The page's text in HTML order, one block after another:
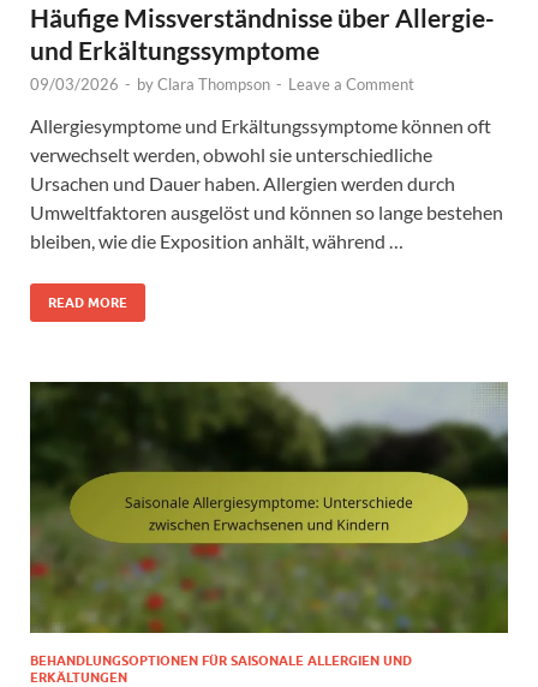
Häufige Missverständnisse über Allergie-
und Erkältungssymptome
09/03/2026 - byClara Thompson - Leave a Comment
Allergiesymptome und Erkältungssymptome können oft
verwechselt werden, obwohl sie unterschiedliche
Ursachen und Dauer haben. Allergien werden durch
Umweltfaktoren ausgelöst und können so lange bestehen
bleiben, wie die Exposition anhält, während …
READ MORE
BEHANDLUNGSOPTIONEN FÜR SAISONALE ALLERGIEN UND
ERKÄLTUNGEN